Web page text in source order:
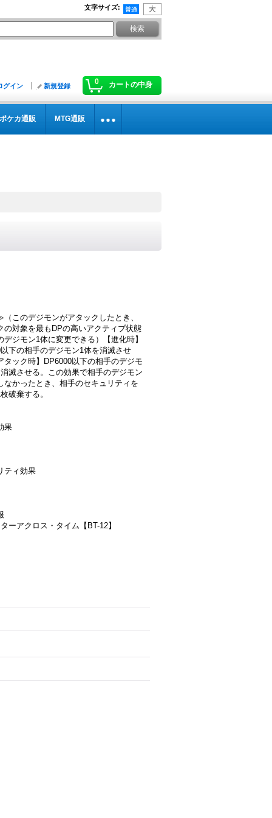
文字サイズ:
0 カートの中身
グイン 新規登録
ポケカ通販 MTG通販
このデジモンがアタックしたとき、
の対象を最もDPの高いアクティブ状態
デジモン1体に変更できる）【進化時】
下の相手のデジモン1体を消滅させ
タック時】DP6000以下の相手のデジモ
滅させる。この効果で相手のデジモン
なかったとき、相手のセキュリティを
破棄する。
果
ティ効果
ーアクロス・タイム【BT-12】